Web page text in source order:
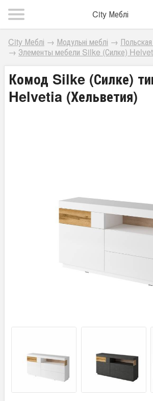
City Меблі
City Меблі → Модульні меблі →
→ Элементы мебели Silke (Силке)
Комод Silke (Силке)
Helvetia (Хельветия)